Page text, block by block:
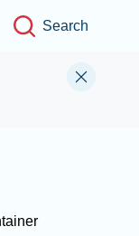
Search